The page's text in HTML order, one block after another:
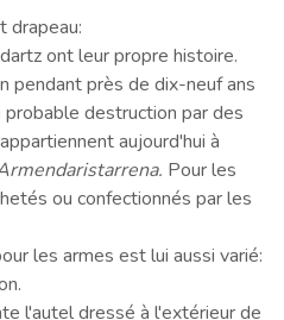
drapeau:
ont leur propre histoire.
pendant près de dix-neuf ans
destruction par des
aujourd'hui à
Pour les
ou confectionnés par les
les armes est lui aussi varié:
l'autel dressé à l'extérieur de